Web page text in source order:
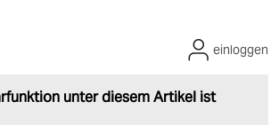
unter diesem Artikel ist
einloggen